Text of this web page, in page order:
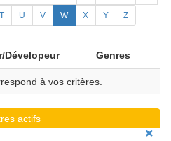
T U V W X Y Z
Dévelopeur Genres
à vos critères.
actifs